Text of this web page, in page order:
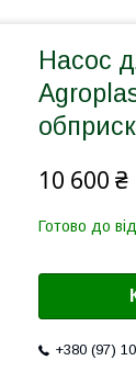
Насос
10 600 ₴
Готово до
+380 (97)